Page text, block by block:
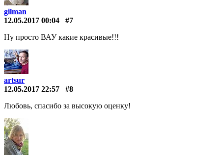
gilman
12.05.2017 00:04
#7
Ну просто ВАУ какие красивые!!!
artsur
12.05.2017 22:57
#8
Любовь, спасибо за высокую оценку!